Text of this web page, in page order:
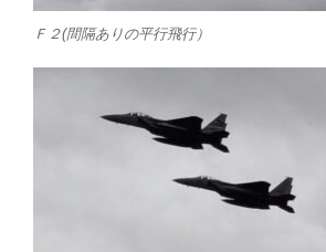
Ｆ２(間隔ありの平行飛行）